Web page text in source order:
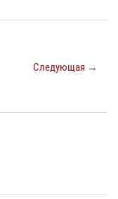
Следующая →